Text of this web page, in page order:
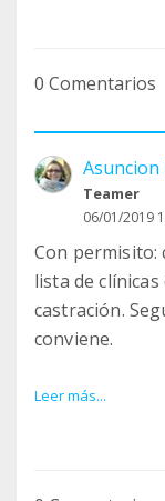
1
2
https://
3
https://
posts/
4
3303/
3303/
0 Comentarios
Teamer
06/01/2019
Con permisito:
lista de
castración.
conviene.
RESUMEN DE
ESPAÑA
Leer más...